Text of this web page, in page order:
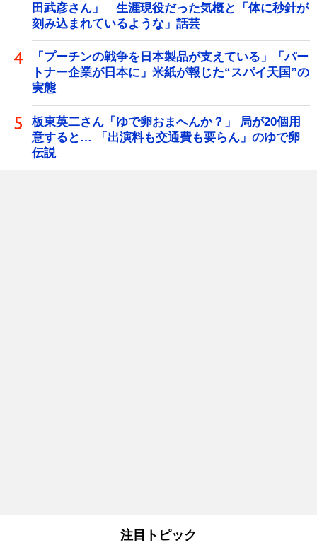
田武彦さん」 生涯現役だった気概と「体に秒針が
刻み込まれているような」話芸
「プーチンの戦争を日本製品が支えている」「パー
トナー企業が日本に」米紙が報じた“スパイ天国”の
実態
板東英二さん「ゆで卵おまへんか？」 局が20個用
意すると… 「出演料も交通費も要らん」のゆで卵
伝説
注目トピック